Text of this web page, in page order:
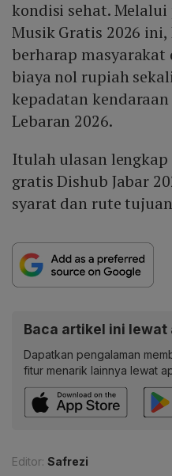
kondisi sehat.
Musik Gratis 2026 ini,
berharap
biaya nol rupiah
kepadatan
Lebaran 2026.
Itulah ulasan
gratis Dishub Jabar
syarat dan rute
Baca artikel ini lewat
Dapatkan pengalaman
fitur menarik lainnya lewat
Editor: Safrezi